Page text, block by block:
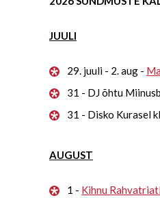
JUULI
29. juuli - 2. aug -
31 - DJ õhtu
31 - Disko Kurasel
AUGUST
1 - Kihnu